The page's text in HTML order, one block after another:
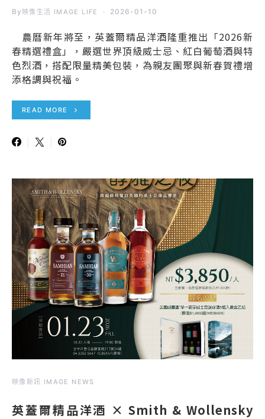
By 映像生活 IMAGE LIFE 2026-01-10
農曆新年將至，英蓋爾精品洋酒隆重推出「2026新
春精選禮盒」，嚴選世界頂級威士忌、紅白葡萄酒與特
色烈酒，搭配限量精美包裝，為親友團聚與新春賀禮增
添格調與祝福。
READ MORE
映像新訊 IMAGE NEWS
英蓋爾精品洋酒 × Smith & Wollensky